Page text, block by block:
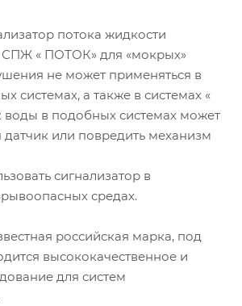
потока жидкости
СПЖ « ПОТОК» для «мокрых»
не может применяться в
системах, а также в системах «
воды в подобных системах может
датчик или повредить механизм
сигнализатор в
средах.
российская марка, под
высококачественное и
для систем